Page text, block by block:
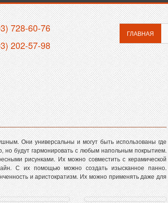
728-60-76
202-57-98
ГЛАВНАЯ
Они универсальны и могут быть использованы где
но будут гармонировать с любым напольным покрытием.
рисунками. Их можно совместить с керамической
С их помощью можно создать изысканное панно.
и аристократизм. Их можно применять даже для